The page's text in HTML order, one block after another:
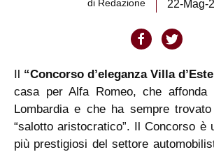
di Redazione 22-Mag-
Il “Concorso d’eleganza Villa
casa per Alfa Romeo, che
Lombardia e che ha sempre
“salotto aristocratico”. Il Concorso è
più prestigiosi del settore